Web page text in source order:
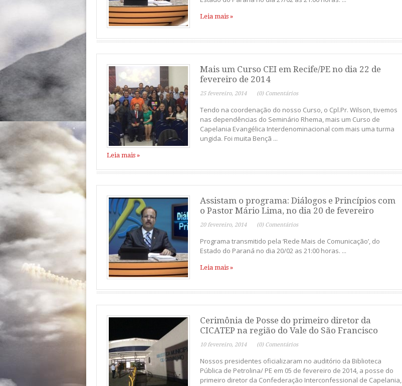
Leia mais »
Mais um Curso CEI em Recife/PE no dia 22 de
fevereiro de 2014
25 fevereiro, 2014 (0) Comentários
Tendo na coordenação do nosso Curso, o Cpl.Pr. Wilson, tivemos
nas dependências do Seminário Rhema, mais um Curso de
Capelania Evangélica Interdenominacional com mais uma turma
ungida. Foi muita Bençã ...
Leia mais »
Assistam o programa: Diálogos e Princípios com
o Pastor Mário Lima, no dia 20 de fevereiro
20 fevereiro, 2014 (0) Comentários
Programa transmitido pela ‘Rede Mais de Comunicação’, do
Estado do Paraná no dia 20/02 as 21:00 horas. ...
Leia mais »
Cerimônia de Posse do primeiro diretor da
CICATEP na região do Vale do São Francisco
10 fevereiro, 2014 (0) Comentários
Nossos presidentes oficializaram no auditório da Biblioteca
Pública de Petrolina/ PE em 05 de fevereiro de 2014, a posse do
primeiro diretor da Confederação Interconfessional de Capelania,